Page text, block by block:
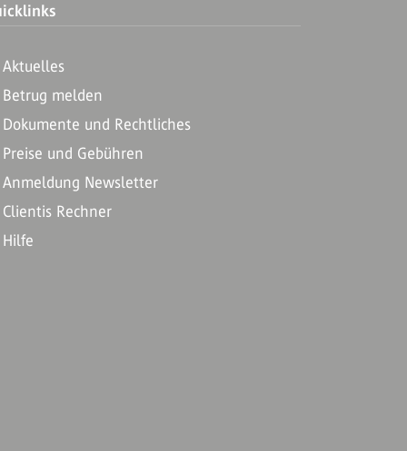
Aktuelles
Betrug melden
Dokumente und Rechtliches
Preise und Gebühren
Anmeldung Newsletter
Clientis Rechner
Hilfe